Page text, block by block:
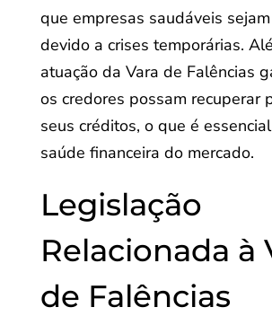
que empresas saudáveis
devido a crises temporárias.
atuação da Vara de Falências
os credores possam recuperar
seus créditos, o que é
saúde financeira do mercado.
Legislação
Relacionada à
de Falências